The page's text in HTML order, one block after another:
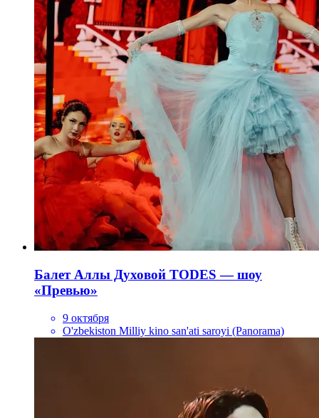
Балет Аллы Духовой TODES — шоу
«Превью»
9 октября
O'zbekiston Milliy kino san'ati saroyi (Panorama)